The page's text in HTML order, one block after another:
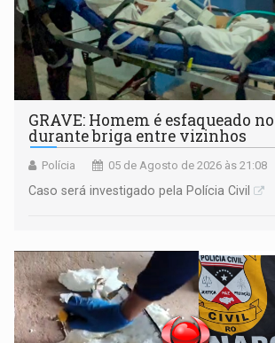
GRAVE: Homem é esfaqueado
durante briga entre vizinhos
Polícia 05 de Agosto de 2026 às 21:08
Caso será investigado pela Polícia Civil